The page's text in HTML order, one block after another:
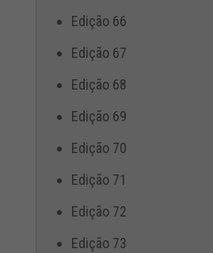
Edição 66
Edição 67
Edição 68
Edição 69
Edição 70
Edição 71
Edição 72
Edição 73